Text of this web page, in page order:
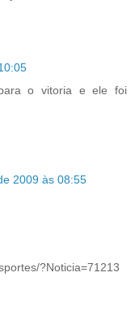
o vitoria e ele foi
2009 às 08:55
?Noticia=71213